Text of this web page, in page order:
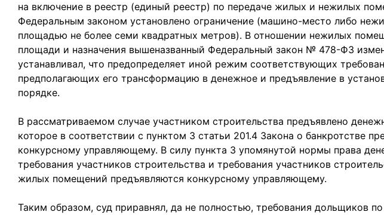
на включение в реестр (единый реестр) по передаче жилых и нежилых
Федеральным законом установлено ограничение (машино-место либо
площадью не более семи квадратных метров). В отношении нежилых
площади и назначения вышеназванный Федеральный закон № 478-ФЗ
устанавливал, что предопределяет иной режим соответствующих
предполагающих его трансформацию в денежное и предъявление в
порядке.
В рассматриваемом случае участником строительства предъявлено
которое в соответствии с пунктом 3 статьи 201.4 Закона о банкротстве
конкурсному управляющему. В силу пункта 3 упомянутой нормы права
требования участников строительства и требования участников
жилых помещений предъявляются конкурсному управляющему.
Таким образом, суд приравнял, да не полностью, требования дольщиков